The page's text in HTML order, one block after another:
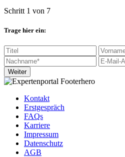
Schritt 1 von 7
Trage hier ein:
Weiter
Kontakt
Erstgespräch
FAQs
Karriere
Impressum
Datenschutz
AGB